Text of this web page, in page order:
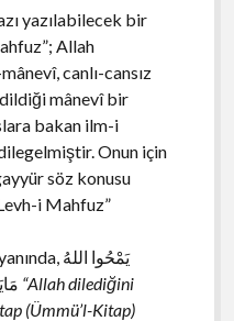
yazılabilecek bir
Allah
canlı-cansız
mânevî bir
bakan ilm-i
Onun için
söz konusu
i Mahfuz”
“Allah dilediğini
(Ümmü’l-Kitap)